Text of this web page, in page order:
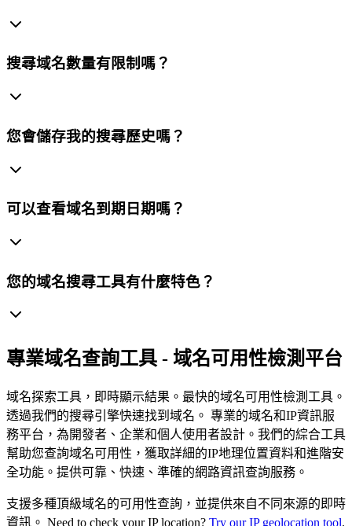
搜尋域名數量有限制嗎？
您會儲存我的搜尋歷史嗎？
可以查看域名到期日期嗎？
您的域名搜尋工具有什麼特色？
專業域名查詢工具 - 域名可用性檢測平台
域名探索工具，即時顯示結果。最快的域名可用性檢測工具。
透過我們的搜尋引擎快速找到域名。 專業的域名和IP資訊服
務平台，為開發者、企業和個人使用者設計。我們的綜合工具
幫助您查詢域名可用性，獲取詳細的IP地理位置資料和進階安
全功能。提供可靠、快速、準確的網路資訊查詢服務。
支援多種頂級域名的可用性查詢，並提供來自不同來源的即時
資訊。 Need to check your IP location? Try our IP geolocation tool.